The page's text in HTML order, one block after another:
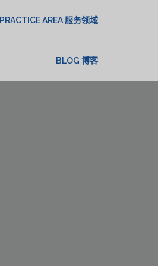
PRACTICE AREA 服务领域
BLOG 博客